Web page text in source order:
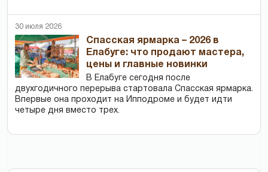
30 июля 2026
Спасская ярмарка – 2026 в
Елабуге: что продают мастера,
цены и главные новинки
В Елабуге сегодня после
двухгодичного перерыва стартовала Спасская ярмарка.
Впервые она проходит на Ипподроме и будет идти
четыре дня вместо трех.